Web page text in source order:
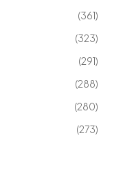
(361)
(323)
(291)
(288)
(280)
(273)